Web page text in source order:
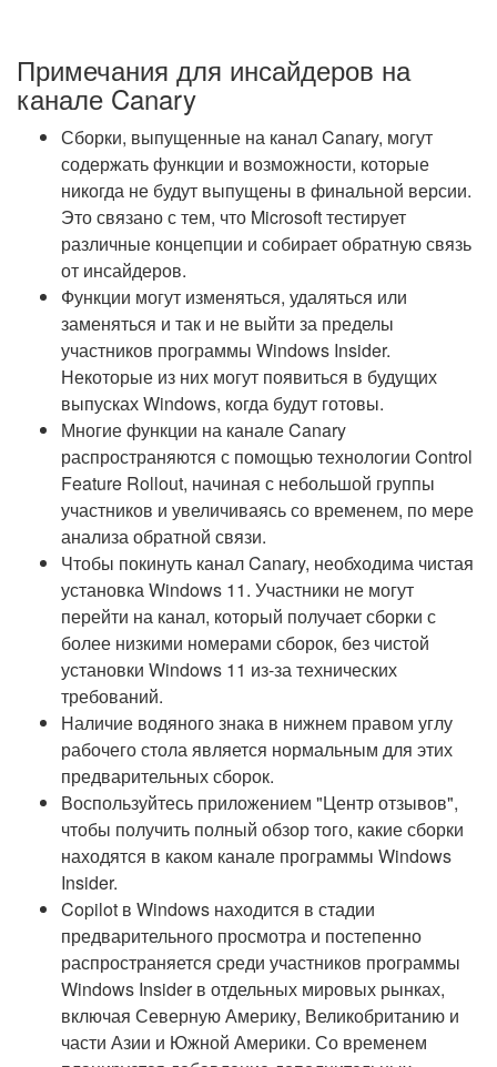
Примечания для инсайдеров на
канале Canary
Сборки, выпущенные на канал Canary, могут
содержать функции и возможности, которые
никогда не будут выпущены в финальной версии.
Это связано с тем, что Microsoft тестирует
различные концепции и собирает обратную связь
от инсайдеров.
Функции могут изменяться, удаляться или
заменяться и так и не выйти за пределы
участников программы Windows Insider.
Некоторые из них могут появиться в будущих
выпусках Windows, когда будут готовы.
Многие функции на канале Canary
распространяются с помощью технологии Control
Feature Rollout, начиная с небольшой группы
участников и увеличиваясь со временем, по мере
анализа обратной связи.
Чтобы покинуть канал Canary, необходима чистая
установка Windows 11. Участники не могут
перейти на канал, который получает сборки с
более низкими номерами сборок, без чистой
установки Windows 11 из-за технических
требований.
Наличие водяного знака в нижнем правом углу
рабочего стола является нормальным для этих
предварительных сборок.
Воспользуйтесь приложением "Центр отзывов",
чтобы получить полный обзор того, какие сборки
находятся в каком канале программы Windows
Insider.
Copilot в Windows находится в стадии
предварительного просмотра и постепенно
распространяется среди участников программы
Windows Insider в отдельных мировых рынках,
включая Северную Америку, Великобританию и
части Азии и Южной Америки. Со временем